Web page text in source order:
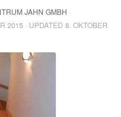
JAHN GMBH ·
2015 · UPDATED 8. OKTOBER